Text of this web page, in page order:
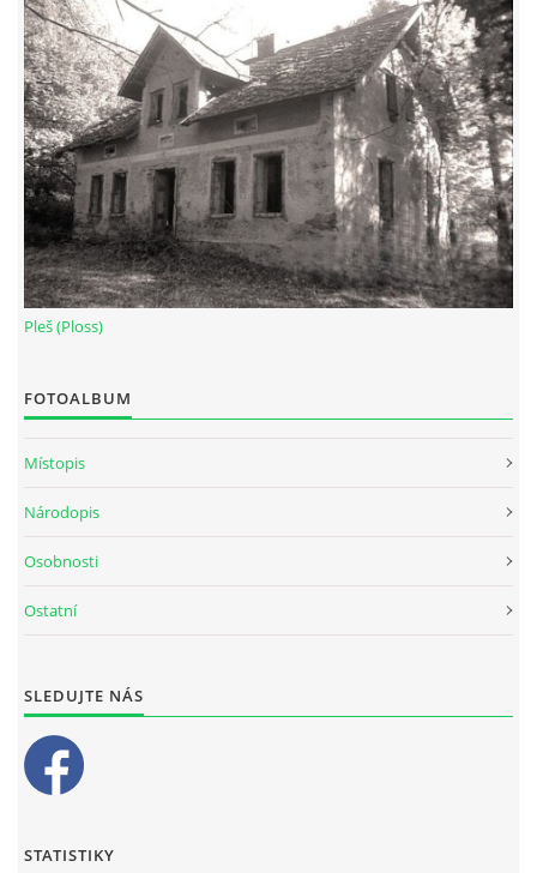
tel. 773 916 275
info@domdej.cz
--------------------------------------------------------------
Tento projekt je realizován za finanční podpory
města Domažlice.
© 2026 eStránky.cz | Aktualizováno: 17. 7. 2026| Nahoru ↑
Pleš (Ploss)
FOTOALBUM
Místopis
Národopis
Osobnosti
Ostatní
SLEDUJTE NÁS
STATISTIKY